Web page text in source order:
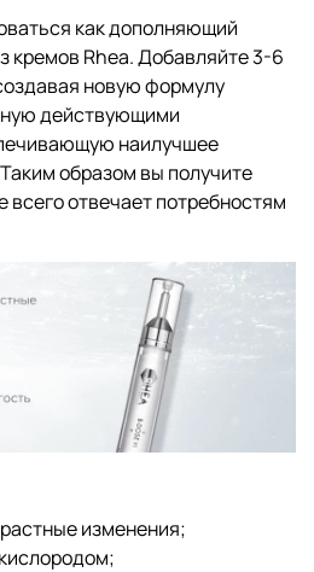
как дополняющий
кремов Rhea. Добавляйте 3-6
новую формулу
действующими
наилучшее
образом вы получите
всего отвечает потребностям
изменения;